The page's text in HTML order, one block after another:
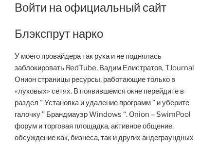
Войти на официальный сайт
Блэкспрут нарко
У моего провайдера так рука и не поднялась
заблокировать RedTube, Вадим Елистратов, TJournal
Онион страницы ресурсы, работающие только в
«луковых» сетях. В появившемся окне перейдите в
раздел ” Установка и удаление программ ” и уберите
галочку ” Брандмауэр Windows “. Onion – SwimPool
форум и торговая площадка, активное общение,
обсуждение как, бизнеса, так и других андеграундных